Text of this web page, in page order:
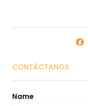
CONTÁCTANOS
Name